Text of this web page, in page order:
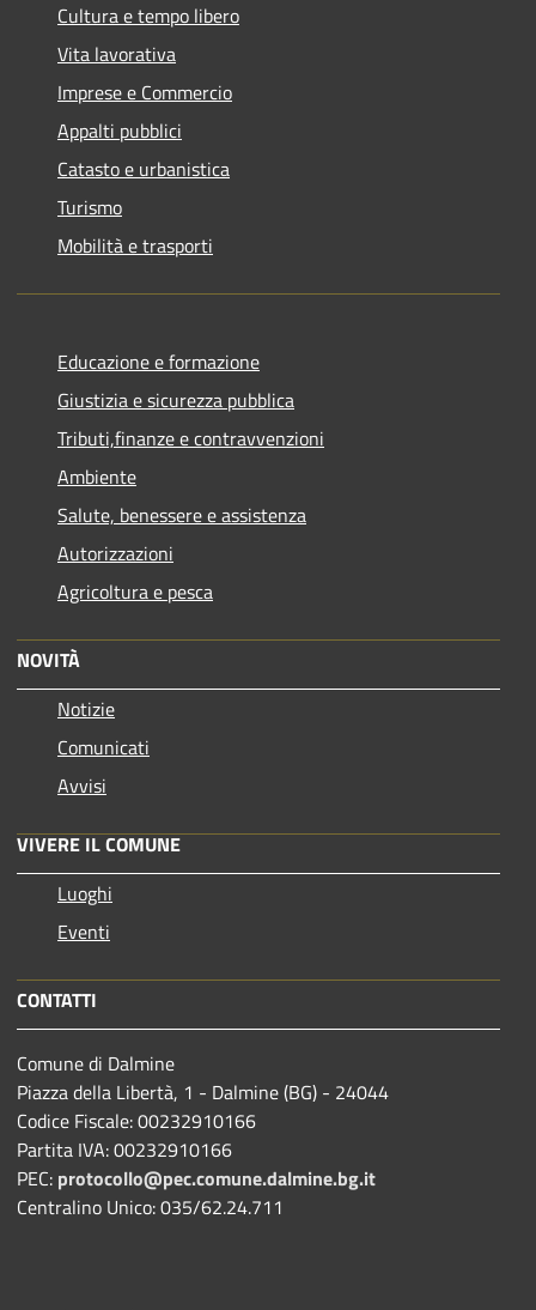
Cultura e tempo libero
Vita lavorativa
Imprese e Commercio
Appalti pubblici
Catasto e urbanistica
Turismo
Mobilità e trasporti
Educazione e formazione
Giustizia e sicurezza pubblica
Tributi,finanze e contravvenzioni
Ambiente
Salute, benessere e assistenza
Autorizzazioni
Agricoltura e pesca
NOVITÀ
Notizie
Comunicati
Avvisi
VIVERE IL COMUNE
Luoghi
Eventi
CONTATTI
Comune di Dalmine
Piazza della Libertà, 1 - Dalmine (BG) - 24044
Codice Fiscale: 00232910166
Partita IVA: 00232910166
PEC: protocollo@pec.comune.dalmine.bg.it
Centralino Unico: 035/62.24.711